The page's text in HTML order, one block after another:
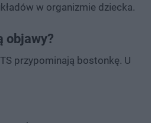
w organizmie dziecka.
objawy?
przypominają bostonkę. U